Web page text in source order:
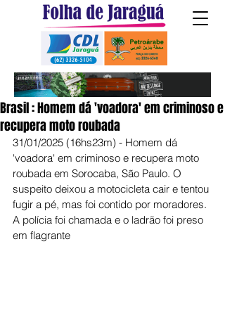
Brasil : Homem dá 'voadora' em criminoso e
recupera moto roubada
31/01/2025 (16hs23m) - Homem dá
'voadora' em criminoso e recupera moto
roubada em Sorocaba, São Paulo. O
suspeito deixou a motocicleta cair e tentou
fugir a pé, mas foi contido por moradores.
A polícia foi chamada e o ladrão foi preso
em flagrante